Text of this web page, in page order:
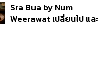
รถไฟฟ้า 3 สายแบบเรียล
ไทม์
Sra Bua by Num
Weerawat เปลี่ยนไป และ